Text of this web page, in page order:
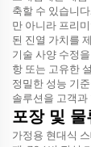
축할 수 있습니
만 아니라 프리
된 진열 가치를
기술 사양 수정
항 또는 고유한
정밀한 성능 기
솔루션을 고객
포장 및 물
가정용 현대식